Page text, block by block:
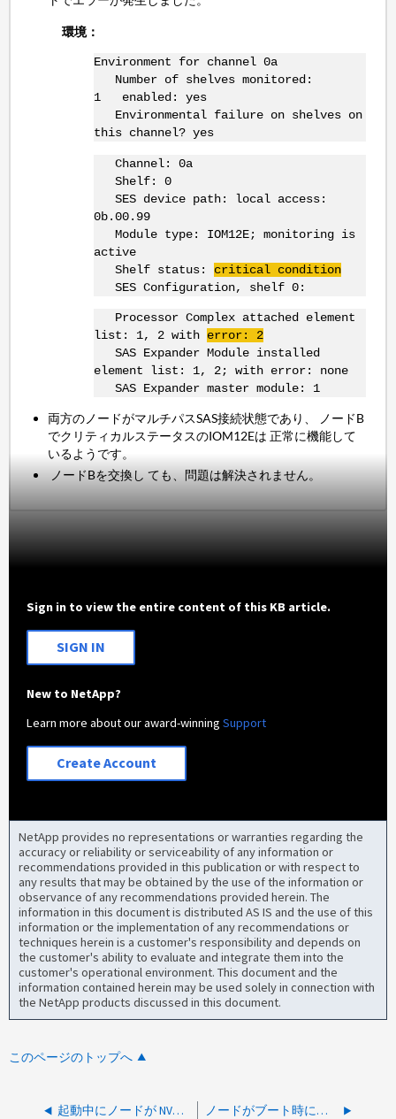
環境：
Environment for channel 0a
Number of shelves monitored:
1 enabled: yes
Environmental failure on shelves on
this channel? yes
Channel: 0a
Shelf: 0
SES device path: local access:
0b.00.99
Module type: IOM12E; monitoring is
active
Shelf status: critical condition
SES Configuration, shelf 0:
Processor Complex attached element
list: 1, 2 with error: 2
SAS Expander Module installed
element list: 1, 2; with error: none
SAS Expander master module: 1
両方のノードがマルチパスSAS接続状態であり、 ノードB
でクリティカルステータスのIOM12Eは 正常に機能して
いるようです。
ノードBを交換し ても、問題は解決されません。
Sign in to view the entire content of this KB article.
SIGN IN
New to NetApp?
Learn more about our award-winningSupport
Create Account
NetApp provides no representations or warranties regarding the
accuracy or reliability or serviceability of any information or
recommendations provided in this publication or with respect to
any results that may be obtained by the use of the information or
observance of any recommendations provided herein. The
information in this document is distributed AS IS and the use of this
information or the implementation of any recommendations or
techniques herein is a customer's responsibility and depends on
the customer's ability to evaluate and integrate them into the
customer's operational environment. This document and the
information contained herein may be used solely in connection with
the NetApp products discussed in this document.
このページのトップへ
起動中にノードが NVRAM バッテリ電源障害を報告しました ノードがブート時に「waiting for reservations to clear」と報告する